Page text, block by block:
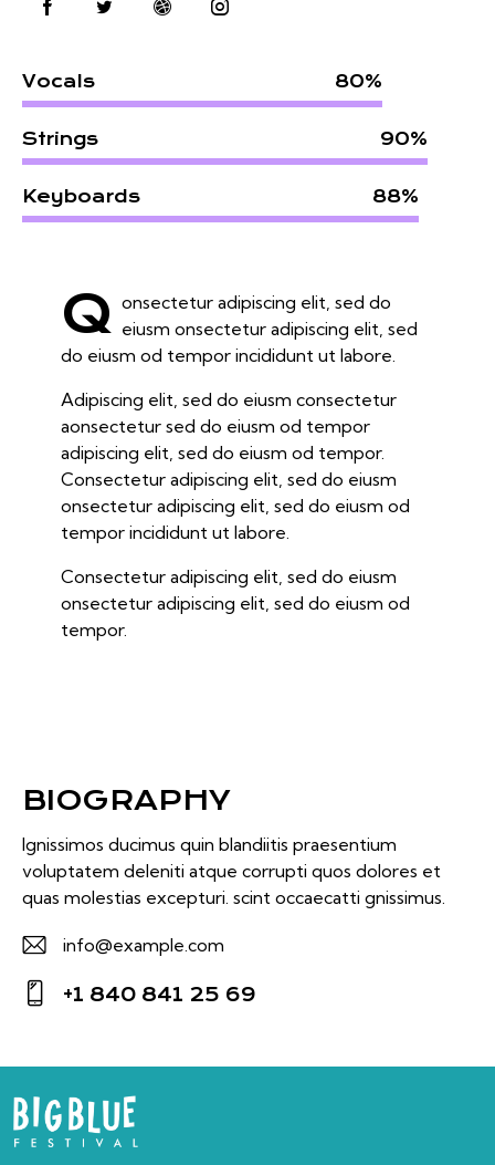
Vocals 80%
Strings 90%
Keyboards 88%
Q onsectetur adipiscing elit, sed do
eiusm onsectetur adipiscing elit, sed
do eiusm od tempor incididunt ut labore.
Adipiscing elit, sed do eiusm consectetur
aonsectetur sed do eiusm od tempor
adipiscing elit, sed do eiusm od tempor.
Consectetur adipiscing elit, sed do eiusm
onsectetur adipiscing elit, sed do eiusm od
tempor incididunt ut labore.
Consectetur adipiscing elit, sed do eiusm
onsectetur adipiscing elit, sed do eiusm od
tempor.
BIOGRAPHY
Ignissimos ducimus quin blandiitis praesentium
voluptatem deleniti atque corrupti quos dolores et
quas molestias excepturi. scint occaecatti gnissimus.
E-
m
info@example.com
e:
+1 840 841 25 69